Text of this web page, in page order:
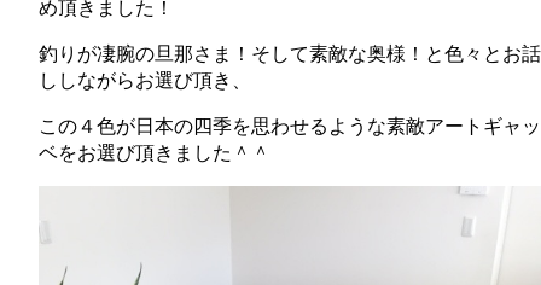
め頂きました！
釣りが凄腕の旦那さま！そして素敵な奥様！と色々とお話
ししながらお選び頂き、
この４色が日本の四季を思わせるような素敵アートギャッ
ベをお選び頂きました＾＾